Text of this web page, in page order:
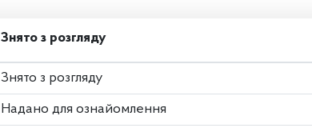
Знято з розгляду
Знято з розгляду
Надано для ознайомлення